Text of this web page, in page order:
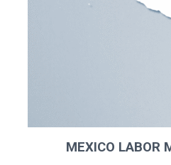
MEXICO LABOR